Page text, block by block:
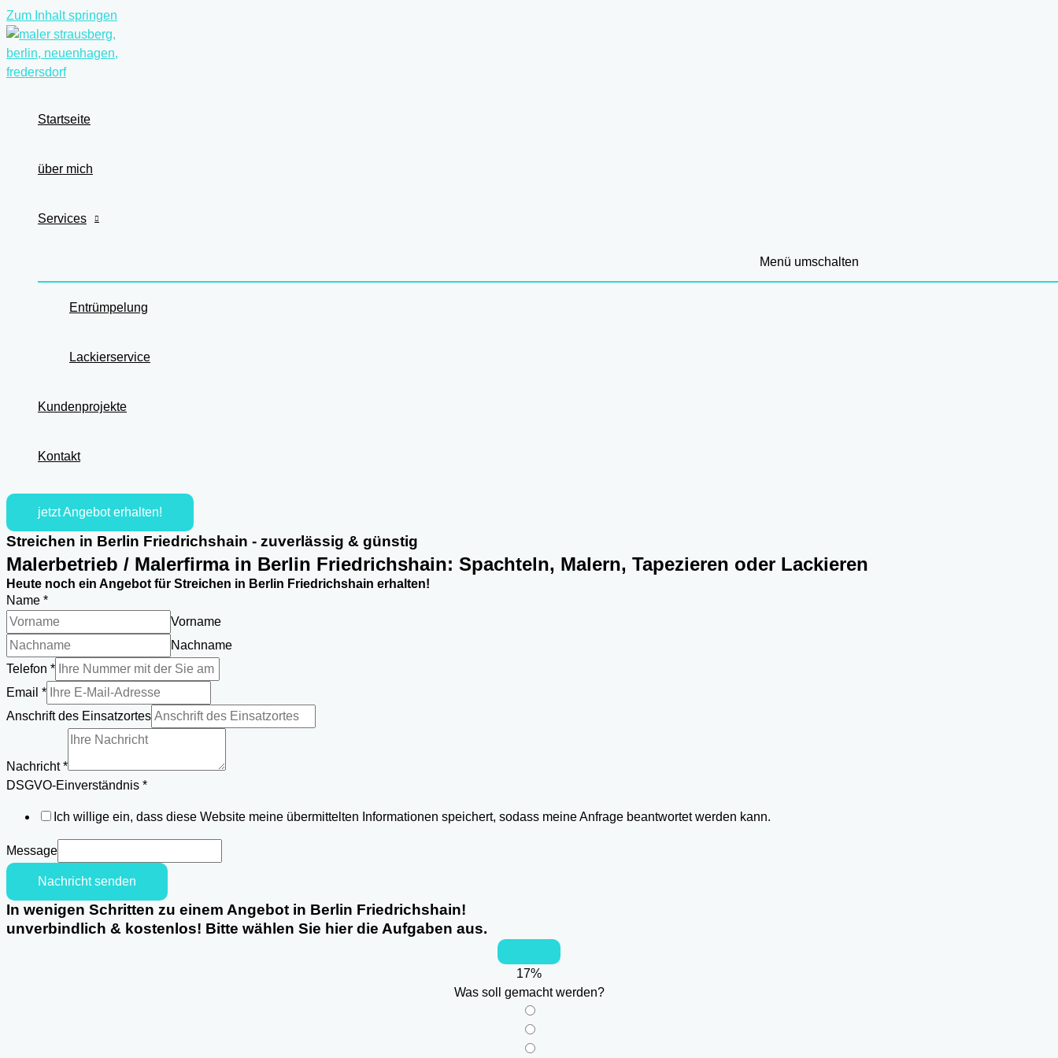
Zum Inhalt springen
Startseite
über mich
Services
Menü umschalten
Entrümpelung
Lackierservice
Kundenprojekte
Kontakt
jetzt Angebot erhalten!
Streichen in Berlin Friedrichshain - zuverlässig & günstig
Malerbetrieb / Malerfirma in Berlin Friedrichshain: Spachteln, Malern, Tapezieren oder Lackieren
Heute noch ein Angebot für Streichen in Berlin Friedrichshain erhalten!
Name *
Vorname
Nachname
Telefon *
Name
Email
Einverständnis
Email *
Anschrift des Einsatzortes
Nachricht*
DSGVO-Einverständnis *
Ich willige ein, dass diese Website meine übermittelten Informationen speichert, sodass meine Anfrage beantwortet werden kann.
Message
Nachricht senden
In wenigen Schritten zu einem Angebot in Berlin Friedrichshain!
unverbindlich & kostenlos! Bitte wählen Sie hier die Aufgaben aus.
17%
Was soll gemacht werden?